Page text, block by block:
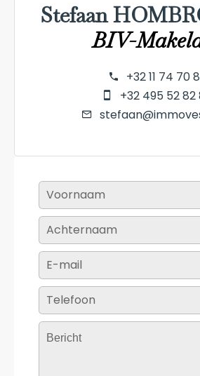
Stefaan
BIV-
+32 11 74 70
+32 495 52 82